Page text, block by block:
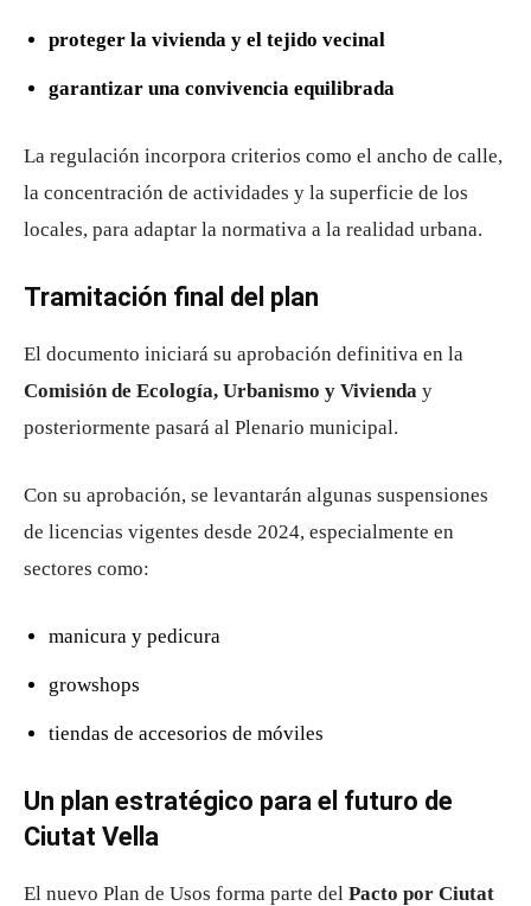
proteger la vivienda y el tejido vecinal
garantizar una convivencia equilibrada
La regulación incorpora criterios como el ancho de calle,
la concentración de actividades y la superficie de los
locales, para adaptar la normativa a la realidad urbana.
Tramitación final del plan
El documento iniciará su aprobación definitiva en la
Comisión de Ecología, Urbanismo y Vivienda y
posteriormente pasará al Plenario municipal.
Con su aprobación, se levantarán algunas suspensiones
de licencias vigentes desde 2024, especialmente en
sectores como:
manicura y pedicura
growshops
tiendas de accesorios de móviles
Un plan estratégico para el futuro de
Ciutat Vella
El nuevo Plan de Usos forma parte del Pacto por Ciutat